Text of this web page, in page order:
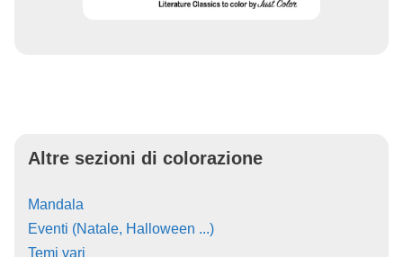
Altre sezioni di colorazione
Mandala
Eventi (Natale, Halloween ...)
Temi vari